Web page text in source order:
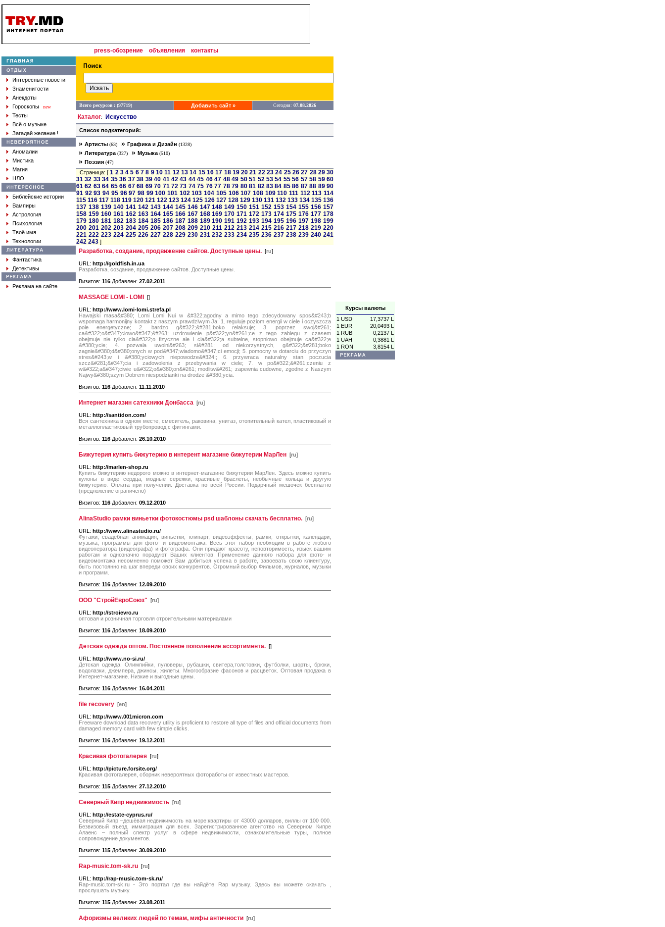
Курсы валюты
1 USD
17,3737 L
1 EUR
20,0493 L
1 RUB
0,2137 L
1 UAH
0,3881 L
1 RON
3,8154 L
press-обозрение объявления контакты
Интересные новости
Знаменитости
Анекдоты
Гороскопы
new
Тесты
Всё о музыке
Загадай желание !
Аномалии
Мистика
Магия
НЛО
Библейские истории
Вампиры
Астрология
Психология
Твоё имя
Технологии
Фантастика
Детективы
Реклама на сайте
Всего ресурсов : (97719) Добавить сайт » Сегодня: 07.08.2026
Каталог: Искусство
Список подкатегорий:
» Артисты (63) » Графика и Дизайн (1328)
» Литература (327) » Музыка (510)
» Поэзия (47)
Страница: [1 2 3 4 5 6 7 8 9 10 11 12 13 14 15 16 17 18 19 20 21 22 23 24 25 26 27 28 29 30
31 32 33 34 35 36 37 38 39 40 41 42 43 44 45 46 47 48 49 50 51 52 53 54 55 56 57 58 59 60
61 62 63 64 65 66 67 68 69 70 71 72 73 74 75 76 77 78 79 80 81 82 83 84 85 86 87 88 89 90
91 92 93 94 95 96 97 98 99 100 101 102 103 104 105 106 107 108 109 110 111 112 113 114
115 116 117 118 119 120 121 122 123 124 125 126 127 128 129 130 131 132 133 134 135 136
137 138 139 140 141 142 143 144 145 146 147 148 149 150 151 152 153 154 155 156 157
158 159 160 161 162 163 164 165 166 167 168 169 170 171 172 173 174 175 176 177 178
179 180 181 182 183 184 185 186 187 188 189 190 191 192 193 194 195 196 197 198 199
200 201 202 203 204 205 206 207 208 209 210 211 212 213 214 215 216 217 218 219 220
221 222 223 224 225 226 227 228 229 230 231 232 233 234 235 236 237 238 239 240 241
242 243 ]
Разработка, создание, продвижение сайтов. Доступные цены. [ru]
URL: http://goldfish.in.ua
Разработка, создание, продвижение сайтов. Доступные цены.
Визитов: 116 Добавлен: 27.02.2011
MASSAGE LOMI - LOMI []
URL: http://www.lomi-lomi.strefa.pl
Hawajski masa&#380; Lomi Lomi Nui w &#322;agodny a mimo tego zdecydowany spos&#243;b
wspomaga harmonijny kontakt z naszym prawdziwym Ja: 1. reguluje poziom energii w ciele i oczyszcza
pole energetyczne; 2. bardzo g&#322;&#281;boko relaksuje; 3. poprzez swoj&#261;
ca&#322;o&#347;ciowo&#347;&#263; uzdrowienie p&#322;yn&#261;ce z tego zabiegu z czasem
obejmuje nie tylko cia&#322;o fizyczne ale i cia&#322;a subtelne, stopniowo obejmuje ca&#322;e
&#380;ycie; 4. pozwala uwolni&#263; si&#281; od niekorzystnych, g&#322;&#281;boko
zagnie&#380;d&#380;onych w pod&#347;wiadomo&#347;ci emocji; 5. pomocny w dotarciu do przyczyn
stres&#243;w i &#380;yciowych niepowodze&#324;; 6. przywraca naturalny stan poczucia
szcz&#281;&#347;cia i zadowolenia z przebywania w ciele; 7. w po&#322;&#261;czeniu z
w&#322;a&#347;ciwie u&#322;o&#380;on&#261; modlitw&#261; zapewnia cudowne, zgodne z Naszym
Najwy&#380;szym Dobrem niespodzianki na drodze &#380;ycia.
Визитов: 116 Добавлен: 11.11.2010
Интернет магазин сатехники Донбасса [ru]
URL: http://santidon.com/
Вся сантехника в одном месте, смеситель, раковина, унитаз, отопительный кател, пластиковый и
металлопластиковый трубопровод с фитингами.
Визитов: 116 Добавлен: 26.10.2010
Бижутерия купить бижутерию в интерент магазине бижутерии МарЛен [ru]
URL: http://marlen-shop.ru
Купить бижутерию недорого можно в интернет-магазине бижутерии МарЛен. Здесь можно купить
кулоны в виде сердца, модные сережки, красивые браслеты, необычные кольца и другую
бижутерию. Оплата при получении. Доставка по всей России. Подарчный мешочек бесплатно
(предложение ограничено)
Визитов: 116 Добавлен: 09.12.2010
AlinaStudio рамки виньетки фотокостюмы psd шаблоны скачать бесплатно. [ru]
URL: http://www.alinastudio.ru/
Футажи, свадебная анимация, виньетки, клипарт, видеоэффекты, рамки, открытки, календари,
музыка, программы для фото- и видеомонтажа. Весь этот набор необходим в работе любого
видеоператора (видеографа) и фотографа. Они придают красоту, неповторимость, изыск вашим
работам и однозначно порадуют Ваших клиентов. Применение данного набора для фото- и
видеомонтажа несомненно поможет Вам добиться успеха в работе, завоевать свою клиентуру,
быть постоянно на шаг впереди своих конкурентов. Огромный выбор Фильмов, журналов, музыки
и программ.
Визитов: 116 Добавлен: 12.09.2010
ООО "СтройЕвроСоюз" [ru]
URL: http://stroievro.ru
оптовая и розничная торговля строительными материалами
Визитов: 116 Добавлен: 18.09.2010
Детская одежда оптом. Постоянное пополнение ассортимента. []
URL: http://www.no-si.ru/
Детская одежда. Олимпийки, пуловеры, рубашки, свитера,толстовки, футболки, шорты, брюки,
водолазки, джемпера, джинсы, жилеты. Многообразие фасонов и расцветок. Оптовая продажа в
Интернет-магазине. Низкие и выгодные цены.
Визитов: 116 Добавлен: 16.04.2011
file recovery [en]
URL: http://www.001micron.com
Freeware download data recovery utility is proficient to restore all type of files and official documents from
damaged memory card with few simple clicks.
Визитов: 116 Добавлен: 19.12.2011
Красивая фотогалерея [ru]
URL: http://picture.forsite.org/
Красивая фотогалерея, сборник невероятных фотоработы от известных мастеров.
Визитов: 115 Добавлен: 27.12.2010
Северный Кипр недвижимость [ru]
URL: http://estate-cyprus.ru/
Северный Кипр –дешёвая недвижимость на море:квартиры от 43000 долларов, виллы от 100 000.
Безвизовый въезд, иммиграция для всех. Зарегистрированное агентство на Северном Кипре
Алаенс – полный спектр услуг в сфере недвижимости, ознакомительные туры, полное
сопровождение документов.
Визитов: 115 Добавлен: 30.09.2010
Rap-music.tom-sk.ru [ru]
URL: http://rap-music.tom-sk.ru/
Rap-music.tom-sk.ru - Это портал где вы найдёте Rap музыку. Здесь вы можете скачать ,
прослушать музыку.
Визитов: 115 Добавлен: 23.08.2011
Афоризмы великих людей по темам, мифы античности [ru]